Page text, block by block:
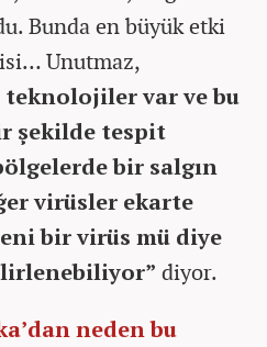
Bunda en büyük etki
Unutmaz,
var ve bu
şekilde tespit
bir salgın
virüsler ekarte
bir virüs mü diye
diyor.
neden bu